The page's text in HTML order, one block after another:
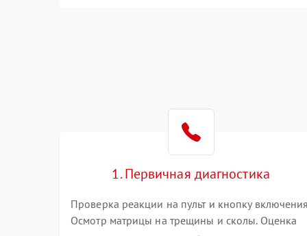
Программное обеспечение
Корпус и механика
1. Первичная диагностика
Проверка реакции на пульт и кнопку
Осмотр матрицы на трещины и сколы. Оценка